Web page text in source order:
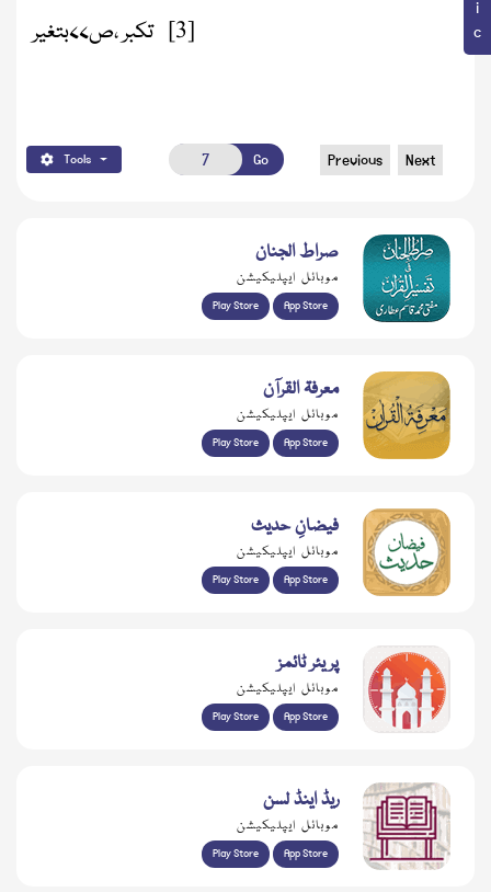
[3] تکبر ،ص۷۷بتغیر
Tools Go Previous Next
صراط الجنان
موبائل ایپلیکیشن
Play Store App Store
معرفۃ القرآن
موبائل ایپلیکیشن
Play Store App Store
فیضانِ حدیث
موبائل ایپلیکیشن
Play Store App Store
پریئر ٹائمز
موبائل ایپلیکیشن
Play Store App Store
ریڈ اینڈ لسن
موبائل ایپلیکیشن
Play Store App Store